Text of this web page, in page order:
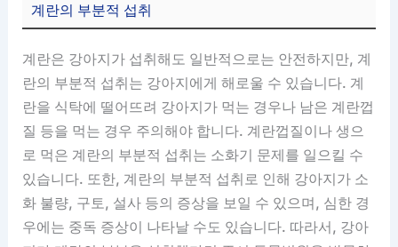
계란의 부분적 섭취
계란은 강아지가 섭취해도 일반적으로는 안전하지만, 계
란의 부분적 섭취는 강아지에게 해로울 수 있습니다. 계
란을 식탁에 떨어뜨려 강아지가 먹는 경우나 남은 계란껍
질 등을 먹는 경우 주의해야 합니다. 계란껍질이나 생으
로 먹은 계란의 부분적 섭취는 소화기 문제를 일으킬 수
있습니다. 또한, 계란의 부분적 섭취로 인해 강아지가 소
화 불량, 구토, 설사 등의 증상을 보일 수 있으며, 심한 경
우에는 중독 증상이 나타날 수도 있습니다. 따라서, 강아